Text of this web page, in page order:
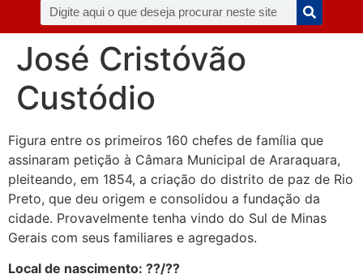
José Cristóvão
Custódio
Figura entre os primeiros 160 chefes de família que
assinaram petição à Câmara Municipal de Araraquara,
pleiteando, em 1854, a criação do distrito de paz de Rio
Preto, que deu origem e consolidou a fundação da
cidade. Provavelmente tenha vindo do Sul de Minas
Gerais com seus familiares e agregados.
Local de nascimento: ??/??